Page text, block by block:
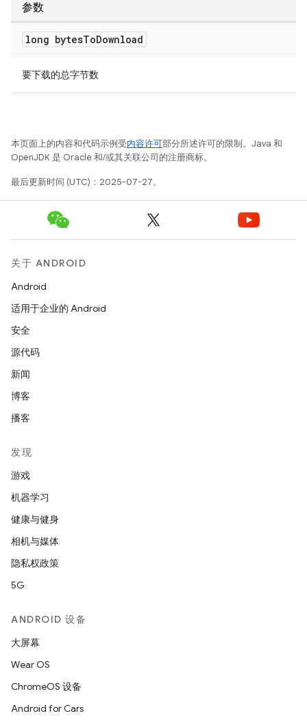
参数
long bytesToDownload
要下载的总字节数
本页面上的内容和代码示例受内容许可部分所述许可的限制。Java 和
OpenJDK 是 Oracle 和/或其关联公司的注册商标。
最后更新时间 (UTC)：2025-07-27。
关于 ANDROID
Android
适用于企业的 Android
安全
源代码
新闻
博客
播客
发现
游戏
机器学习
健康与健身
相机与媒体
隐私权政策
5G
ANDROID 设备
大屏幕
Wear OS
ChromeOS 设备
Android for Cars